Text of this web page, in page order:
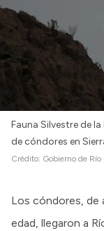
Intranet
Login
Fauna Silvestre de
de cóndores en
Crédito: Gobierno de Río
Los cóndores, de
edad, llegaron a